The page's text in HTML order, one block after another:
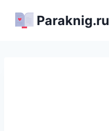
Paraknig.ru